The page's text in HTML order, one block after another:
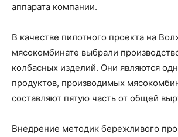
аппарата компании.
В качестве пилотного проекта на
мясокомбинате выбрали
колбасных изделий. Они являются
продуктов, производимых
составляют пятую часть от общей
Внедрение методик бережливого